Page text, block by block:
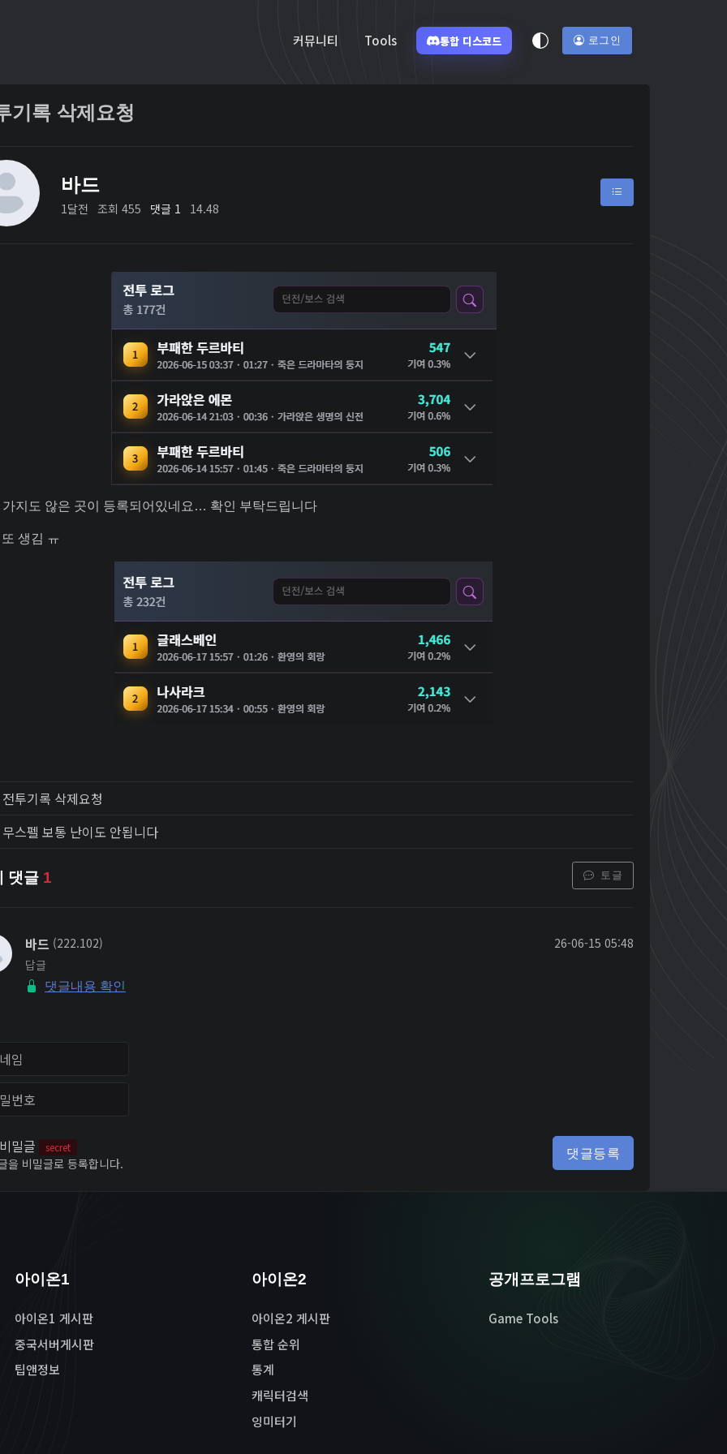
커뮤니티 Tools 통합 디스코드 로그인
기록 삭제요청
바드
1달전 조회 455 댓글 1 14.48
가지도 않은 곳이 등록되어있네요… 확인 부탁드립니다
생김 ㅠ
전투기록 삭제요청
무스펠 보통 난이도 안됩니다
댓글 1 토글
바드 (222.102)
26-06-15 05:48
답글
댓글내용 확인
호
비밀글 secret
을 비밀글로 등록합니다.
댓글등록
아이온1
아이온1 게시판
중국서버게시판
팁앤정보
아이온2
아이온2 게시판
통합 순위
통계
캐릭터검색
잉미터기
공개프로그램
Game Tools